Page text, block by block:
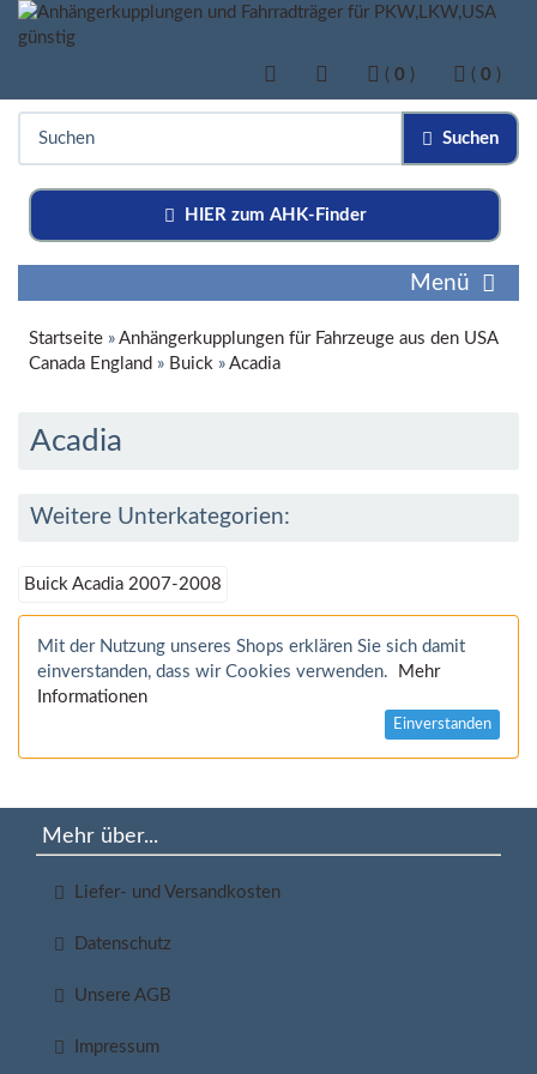
( 0 ) ( 0 )
Suchen
HIER zum AHK-Finder
Menü
Startseite » Anhängerkupplungen für Fahrzeuge aus den USA
Canada England » Buick » Acadia
Acadia
Weitere Unterkategorien:
Buick Acadia 2007-2008
Mit der Nutzung unseres Shops erklären Sie sich damit
einverstanden, dass wir Cookies verwenden.
Mehr
Informationen
Einverstanden
Mehr über...
Liefer- und Versandkosten
Datenschutz
Unsere AGB
Impressum